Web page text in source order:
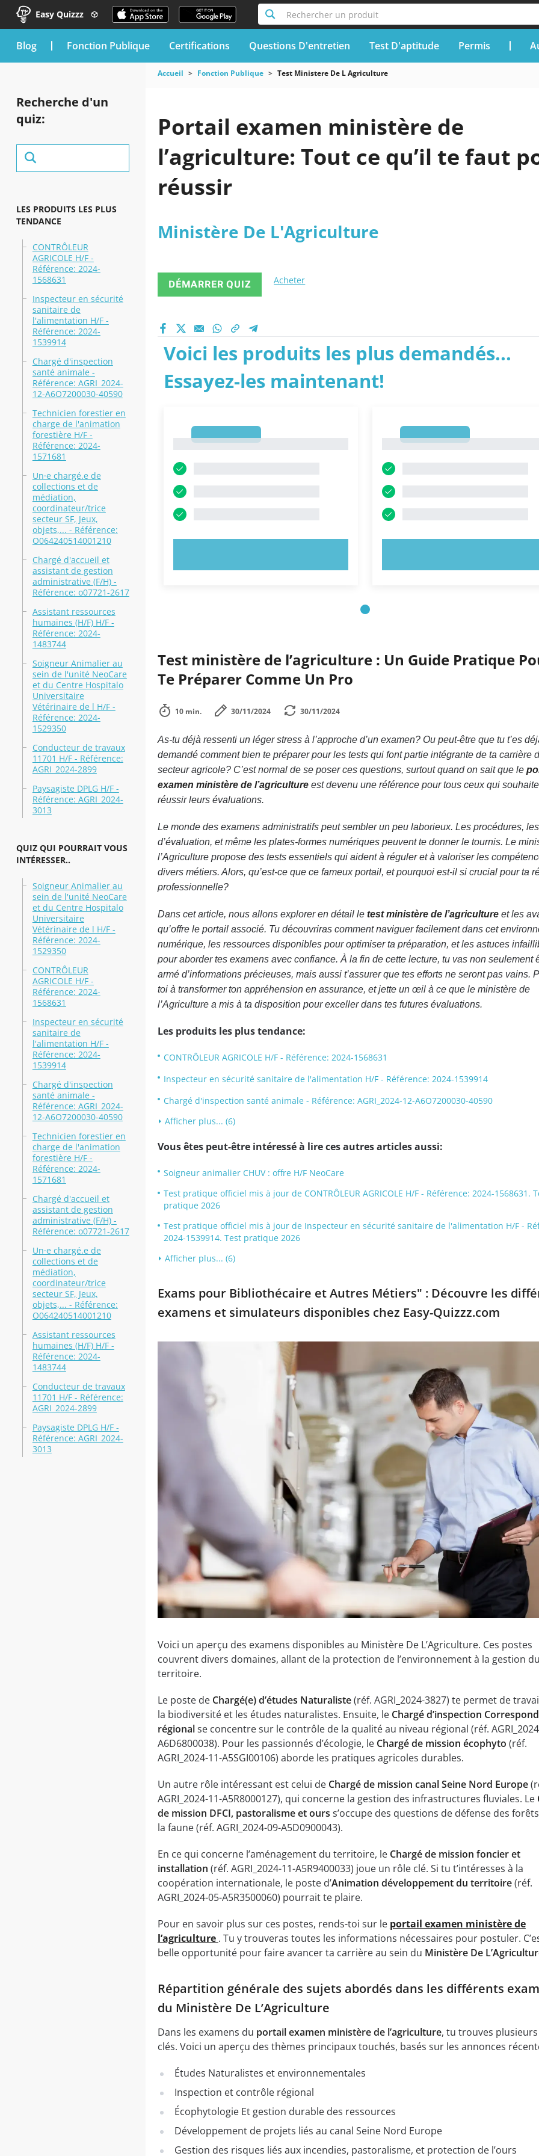
Easy Quizzz Rechercher un produit
blog Fonction Publique Certifications Questions D'entretien Test D'aptitude Permis
Recherche d'un
quiz:
LES PRODUITS LES PLUS
TENDANCE
CONTRÔLEUR
AGRICOLE H/F -
Référence: 2024-
1568631
Inspecteur en sécurité
sanitaire de
l'alimentation H/F -
Référence: 2024-
1539914
Chargé d'inspection
santé animale -
Référence: AGRI_2024-
12-A6O7200030-40590
Technicien forestier en
charge de l'animation
forestière H/F -
Référence: 2024-
1571681
Un·e chargé.e de
collections et de
médiation,
coordinateur/trice
secteur SF, Jeux,
objets,... - Référence:
O064240514001210
Chargé d'accueil et
assistant de gestion
administrative (F/H) -
Référence: o07721-2617
Assistant ressources
humaines (H/F) H/F -
Référence: 2024-
1483744
Soigneur Animalier au
sein de l'unité NeoCare
et du Centre Hospitalo
Universitaire
Vétérinaire de l H/F -
Référence: 2024-
1529350
Conducteur de travaux
11701 H/F - Référence:
AGRI_2024-2899
Paysagiste DPLG H/F -
Référence: AGRI_2024-
3013
QUIZ QUI POURRAIT VOUS
INTÉRESSER..
Soigneur Animalier au
sein de l'unité NeoCare
et du Centre Hospitalo
Universitaire
Vétérinaire de l H/F -
Référence: 2024-
1529350
CONTRÔLEUR
AGRICOLE H/F -
Référence: 2024-
1568631
Inspecteur en sécurité
sanitaire de
l'alimentation H/F -
Référence: 2024-
1539914
Chargé d'inspection
santé animale -
Référence: AGRI_2024-
12-A6O7200030-40590
Technicien forestier en
charge de l'animation
forestière H/F -
Référence: 2024-
1571681
Chargé d'accueil et
assistant de gestion
administrative (F/H) -
Référence: o07721-2617
Un·e chargé.e de
collections et de
médiation,
coordinateur/trice
secteur SF, Jeux,
objets,... - Référence:
O064240514001210
Assistant ressources
humaines (H/F) H/F -
Référence: 2024-
1483744
Conducteur de travaux
11701 H/F - Référence:
AGRI_2024-2899
Paysagiste DPLG H/F -
Référence: AGRI_2024-
3013
Accueil Fonction Publique Test Ministere De L Agriculture
Portail examen ministère de
l’agriculture: Tout ce qu’il te faut
réussir
Ministère De L'Agriculture
DÉMARRER QUIZ Acheter
Voici les produits les plus demandés...
Essayez-les maintenant!
Test ministère de l’agriculture : Un Guide Pratique
Te Préparer Comme Un Pro
10 min. 30/11/2024 30/11/2024
As-tu déjà ressenti un léger stress à l’approche d’un examen? Ou peut-être que tu t’es
demandé comment bien te préparer pour les tests qui font partie intégrante de ta carrière
secteur agricole? C’est normal de se poser ces questions, surtout quand on sait que le
examen ministère de l’agricultureest devenu une référence pour tous ceux qui
réussir leurs évaluations.
Le monde des examens administratifs peut sembler un peu laborieux. Les procédures,
d’évaluation, et même les plates-formes numériques peuvent te donner le tournis. Le
l’Agriculture propose des tests essentiels qui aident à réguler et à valoriser les
divers métiers. Alors, qu’est-ce que ce fameux portail, et pourquoi est-il si crucial pour ta
professionnelle?
Dans cet article, nous allons explorer en détail le test ministère de l’agricultureet les
qu’offre le portail associé. Tu découvriras comment naviguer facilement dans cet
numérique, les ressources disponibles pour optimiser ta préparation, et les astuces
pour aborder tes examens avec confiance. À la fin de cette lecture, tu vas non seulement
armé d’informations précieuses, mais aussi t’assurer que tes efforts ne seront pas vains.
toi à transformer ton appréhension en assurance, et jette un œil à ce que le ministère de
l’Agriculture a mis à ta disposition pour exceller dans tes futures évaluations.
Les produits les plus tendance:
CONTRÔLEUR AGRICOLE H/F - Référence: 2024-1568631
Inspecteur en sécurité sanitaire de l'alimentation H/F - Référence: 2024-1539914
Chargé d'inspection santé animale - Référence: AGRI_2024-12-A6O7200030-40590
Afficher plus... (6)
Vous êtes peut-être intéressé à lire ces autres articles aussi:
Soigneur animalier CHUV : offre H/F NeoCare
Test pratique officiel mis à jour de CONTRÔLEUR AGRICOLE H/F - Référence: 2024-1568631.
pratique 2026
Test pratique officiel mis à jour de Inspecteur en sécurité sanitaire de l'alimentation H/F -
2024-1539914. Test pratique 2026
Afficher plus... (6)
Exams pour Bibliothécaire et Autres Métiers" : Découvre les
examens et simulateurs disponibles chez Easy-Quizzz.com
Voici un aperçu des examens disponibles au Ministère De L’Agriculture. Ces postes
couvrent divers domaines, allant de la protection de l’environnement à la gestion du
territoire.
Le poste de Chargé(e) d’études Naturaliste(réf. AGRI_2024-3827) te permet de
la biodiversité et les études naturalistes. Ensuite, le Chargé d’inspection
régionalse concentre sur le contrôle de la qualité au niveau régional (réf.
A6D6800038). Pour les passionnés d’écologie, le Chargé de mission écophyto (réf.
AGRI_2024-11-A5SGI00106) aborde les pratiques agricoles durables.
Un autre rôle intéressant est celui de Chargé de mission canal Seine Nord Europe
AGRI_2024-11-A5R8000127), qui concerne la gestion des infrastructures fluviales. Le
de mission DFCI, pastoralisme et ours s’occupe des questions de défense des
la faune (réf. AGRI_2024-09-A5D0900043).
En ce qui concerne l’aménagement du territoire, le Chargé de mission foncier et
installation (réf. AGRI_2024-11-A5R9400033) joue un rôle clé. Si tu t’intéresses à la
coopération internationale, le poste d’Animation développement du territoire(réf.
AGRI_2024-05-A5R3500060) pourrait te plaire.
Pour en savoir plus sur ces postes, rends-toi sur le portail examen ministère de
l’agriculture . Tu y trouveras toutes les informations nécessaires pour postuler.
belle opportunité pour faire avancer ta carrière au sein du Ministère De
Répartition générale des sujets abordés dans les différents
du Ministère De L’Agriculture
Dans les examens du portail examen ministère de l’agriculture, tu trouves
clés. Voici un aperçu des thèmes principaux touchés, basés sur les annonces
Études Naturalistes et environnementales
Inspection et contrôle régional
Écophytologie Et gestion durable des ressources
Développement de projets liés au canal Seine Nord Europe
Gestion des risques liés aux incendies, pastoralisme, et protection de l’ours